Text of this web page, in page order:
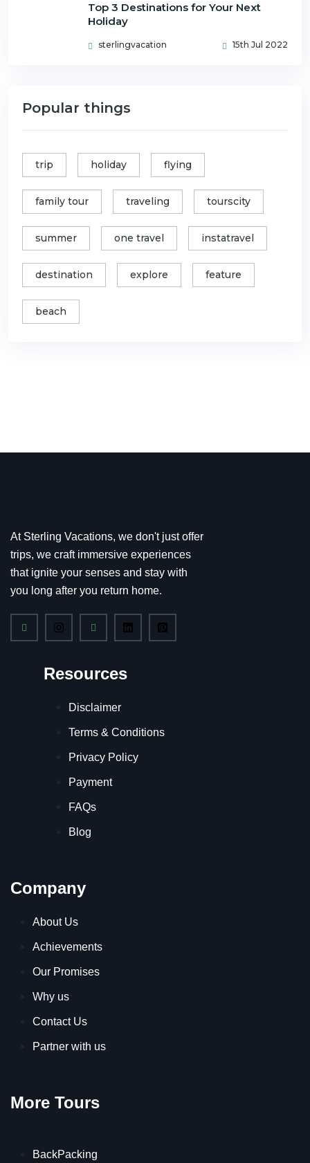
Top 3 Destinations for Your Next
Holiday
sterlingvacation 15th Jul 2022
Popular things
trip holiday flying
family tour traveling tourscity
summer one travel instatravel
destination explore feature
beach
At Sterling Vacations, we don't just offer
trips, we craft immersive experiences
that ignite your senses and stay with
you long after you return home.
Resources
Disclaimer
Terms & Conditions
Privacy Policy
Payment
FAQs
Blog
Company
About Us
Achievements
Our Promises
Why us
Contact Us
Partner with us
More Tours
BackPacking